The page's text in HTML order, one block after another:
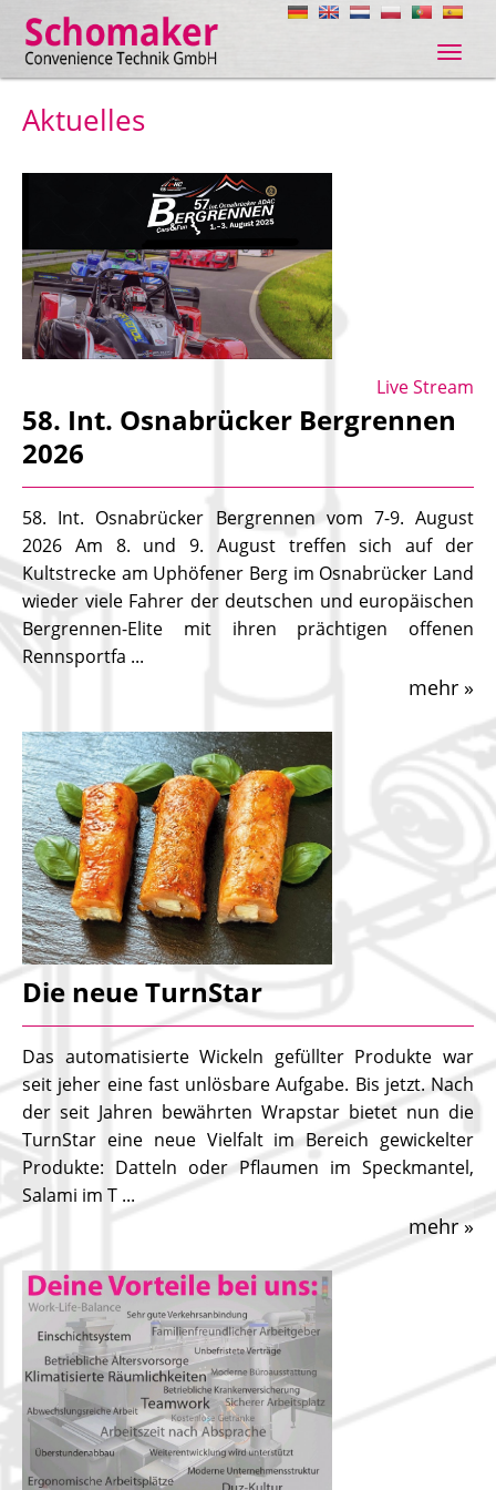
ein-/
Aktuelles
Live Stream
58. Int. Osnabrücker Bergrennen
2026
58. Int. Osnabrücker Bergrennen vom 7-9. August
2026 Am 8. und 9. August treffen sich auf der
Kultstrecke am Uphöfener Berg im Osnabrücker Land
wieder viele Fahrer der deutschen und europäischen
Bergrennen-Elite mit ihren prächtigen offenen
Rennsportfa ...
mehr »
Die neue TurnStar
Das automatisierte Wickeln gefüllter Produkte war
seit jeher eine fast unlösbare Aufgabe. Bis jetzt. Nach
der seit Jahren bewährten Wrapstar bietet nun die
TurnStar eine neue Vielfalt im Bereich gewickelter
Produkte: Datteln oder Pflaumen im Speckmantel,
Salami im T ...
mehr »